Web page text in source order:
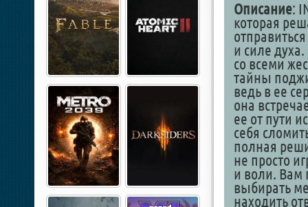
Описание:
которая
и силе
со всеми
тайны
ведь в ее
она
ее от пути
себя
полная
не просто
и воли. Вам
выбирать
находить